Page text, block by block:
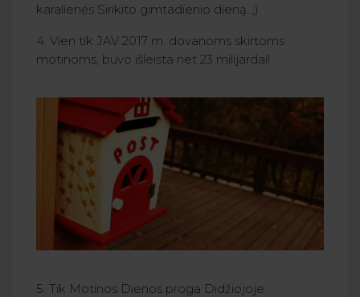
karalienės Sirikito gimtadienio dieną. ;)
4. Vien tik JAV 2017 m. dovanoms skirtoms
motinoms, buvo išleista net 23 milijardai!
5. Tik Motinos Dienos proga Didžiojoje